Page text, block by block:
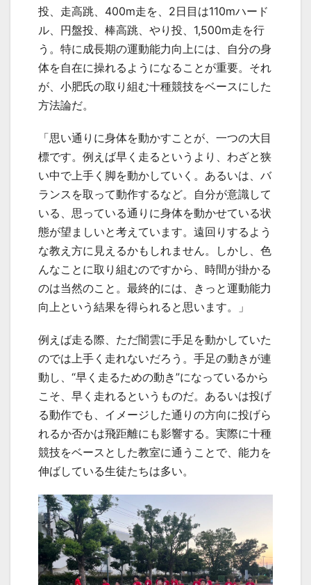
投、走高跳、400m走を、2日目は110mハード
ル、円盤投、棒高跳、やり投、1,500m走を行
う。特に成長期の運動能力向上には、自分の身
体を自在に操れるようになることが重要。それ
が、小肥氏の取り組む十種競技をベースにした
方法論だ。
「思い通りに身体を動かすことが、一つの大目
標です。例えば早く走るというより、わざと狭
い中で上手く脚を動かしていく。あるいは、バ
ランスを取って動作するなど。自分が意識して
いる、思っている通りに身体を動かせている状
態が望ましいと考えています。遠回りするよう
な教え方に見えるかもしれません。しかし、色
んなことに取り組むのですから、時間が掛かる
のは当然のこと。最終的には、きっと運動能力
向上という結果を得られると思います。」
例えば走る際、ただ闇雲に手足を動かしていた
のでは上手く走れないだろう。手足の動きが連
動し、“早く走るための動き”になっているから
こそ、早く走れるというものだ。あるいは投げ
る動作でも、イメージした通りの方向に投げら
れるか否かは飛距離にも影響する。実際に十種
競技をベースとした教室に通うことで、能力を
伸ばしている生徒たちは多い。